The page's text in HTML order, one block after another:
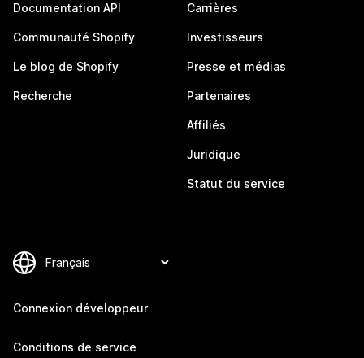
Documentation API
Communauté Shopify
Le blog de Shopify
Recherche
Carrières
Investisseurs
Presse et médias
Partenaires
Affiliés
Juridique
Statut du service
Connexion développeur
Conditions de service